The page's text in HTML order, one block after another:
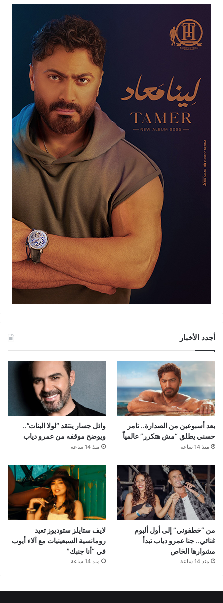
أجدد الأخبار
بعد أسبوعين من الصدارة.. تامر
حسني يطلق “مش هتكرر” عالمياً
منذ 14 ساعة
وائل جسار ينتقد “لولا البنات”..
ويوضح موقفه من عمرو دياب
منذ 14 ساعة
من “خطفوني” إلى أول ألبوم
غنائي.. جنا عمرو دياب تبدأ
مشوارها الخاص
منذ 14 ساعة
لايف ستايلز ستوديوز تعيد
رومانسية السبعينيات مع آلاء أيوب
في “أنا جنبك”
منذ 14 ساعة